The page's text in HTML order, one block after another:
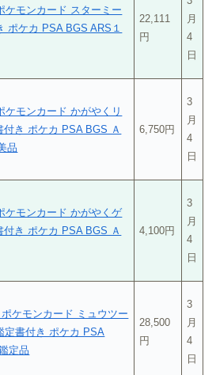
ケモンカード スターミー
ポケカ PSA BGS ARS１
22,111
円
月
4
日
ケモンカード かがやくリ
き ポケカ PSA BGS Ａ
品
6,750円
3
月
4
日
ケモンカード かがやくゲ
付き ポケカ PSA BGS Ａ
4,100円
3
月
4
日
ポケモンカード ミュウツー
書付き ポケカ PSA
定品
28,500
円
3
月
4
日